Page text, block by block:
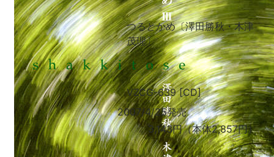
つるとかめ〔澤田勝秋・木津
茂理〕
VZCG-639 [CD]
2007/4/25発売
3,143円（本体2,857円）